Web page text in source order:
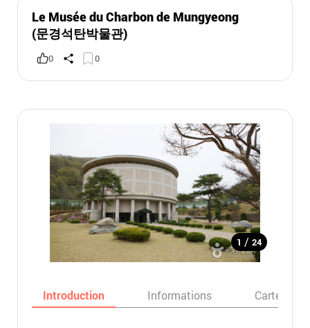
Le Musée du Charbon de Mungyeong
(문경석탄박물관)
0 0
1 / 24
Introduction Informations Carte